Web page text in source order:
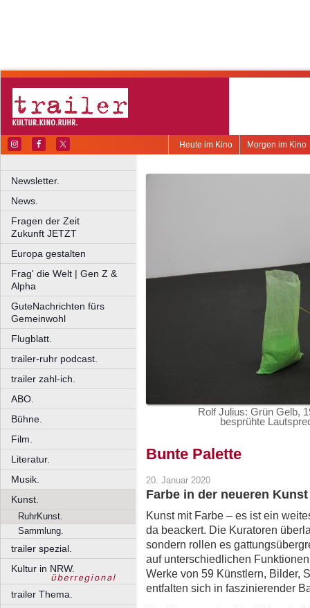
Morgen im Kino
Heute im Kino
Newsletter.
News.
Fragen der Zeit
Zukunft JETZT
Europa gestalten
Frag' die Welt | Gen Z &
Alpha
GuteNachrichten fürs
Gemeinwohl
Flugblatt.
trailer-ruhr podcast.
trailer zahl-ich.
ABO.
Bühne.
Film.
Literatur.
Musik.
Kunst.
RuhrKunst.
Sammlung.
trailer spezial.
Kultur in NRW.
trailer Thema.
Rolf Julius: Grün Gelb,
besprühte
Bunte Palette
20. Januar 2020
Farbe in der neueren
Kunst mit Farbe – es ist ein
da beackert. Die Kuratoren
sondern rollen es
auf unterschiedlichen
Werke von 59 Künstlern, Bilder,
entfalten sich in faszinierender